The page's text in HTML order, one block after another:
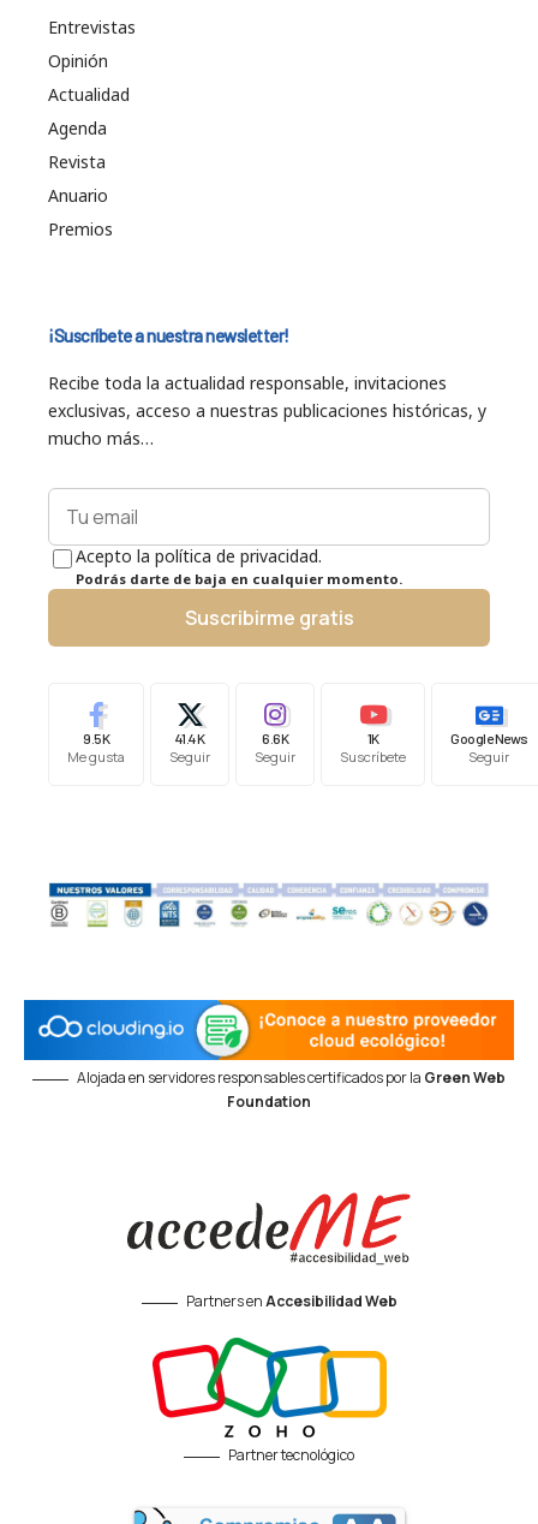
Entrevistas
Opinión
Actualidad
Agenda
Revista
Anuario
Premios
¡Suscríbete a nuestra newsletter!
Recibe toda la actualidad responsable, invitaciones
exclusivas, acceso a nuestras publicaciones históricas, y
mucho más…
Acepto la política de privacidad.
Podrás darte de baja en cualquier momento.
Suscribirme gratis
9.5K
Me gusta
41.4K
Seguir
6.6K
Seguir
1K
Suscríbete
Google News
Seguir
Alojada en servidores responsables certificados por la Green Web
Foundation
Partners enAccesibilidad Web
Partner tecnológico